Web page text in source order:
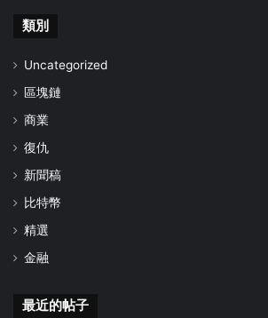
類別
Uncategorized
區塊鏈
商業
復仇
新聞稿
比特幣
精選
金融
最近的帖子